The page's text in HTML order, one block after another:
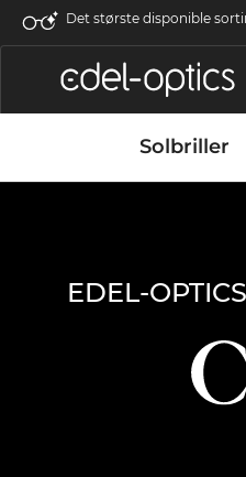
Det største disponible
Solbriller
EDEL-